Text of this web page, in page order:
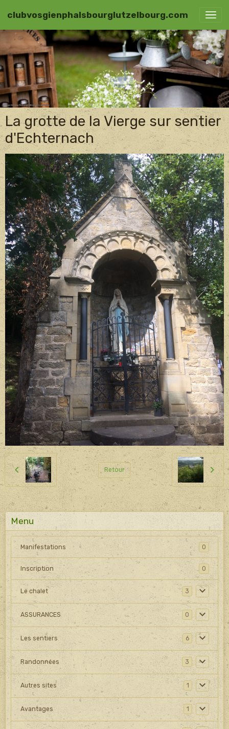
clubvosgienphalsbourglutzelbourg.com
La grotte de la Vierge sur sentier
d'Echternach
Retour
Menu
Manifestations 0
Inscription 0
Le chalet 3
ASSURANCES 0
Les sentiers 6
Randonnées 3
Autres sites 1
Avantages 1